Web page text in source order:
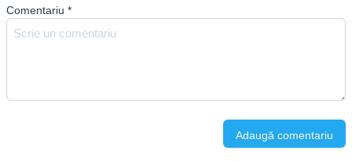
Comentariu *
Adaugă comentariu